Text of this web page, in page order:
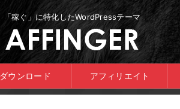
「稼ぐ」に特化したWordPressテーマ
ダウンロード アフィリエイト